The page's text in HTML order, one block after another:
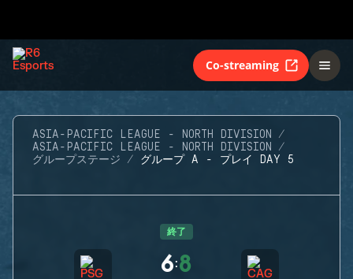
Co-streaming
ASIA-PACIFIC LEAGUE - NORTH DIVISION
ASIA-PACIFIC LEAGUE - NORTH DIVISION
グループステージ
グループ A - プレイ DAY 5
終了
6:8